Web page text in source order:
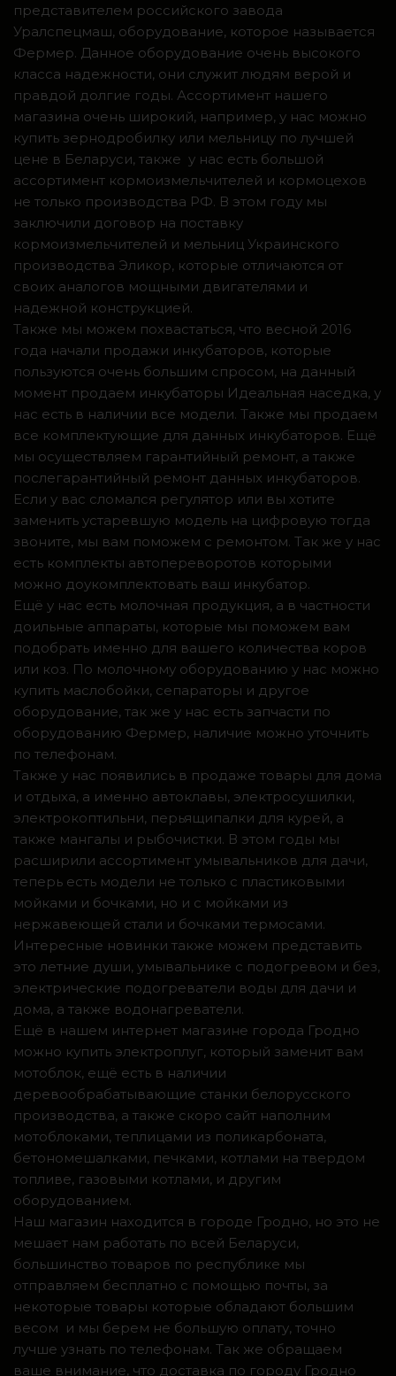
представителем российского завода
Уралспецмаш, оборудование, которое называется
Фермер. Данное оборудование очень высокого
класса надежности, они служит людям верой и
правдой долгие годы. Ассортимент нашего
магазина очень широкий, например, у нас можно
купить зернодробилку или мельницу по лучшей
цене в Беларуси, также у нас есть большой
ассортимент кормоизмельчителей и кормоцехов
не только производства РФ. В этом году мы
заключили договор на поставку
кормоизмельчителей и мельниц Украинского
производства Эликор, которые отличаются от
своих аналогов мощными двигателями и
надежной конструкцией.
Также мы можем похвастаться, что весной 2016
года начали продажи инкубаторов, которые
пользуются очень большим спросом, на данный
момент продаем инкубаторы Идеальная наседка, у
нас есть в наличии все модели. Также мы продаем
все комплектующие для данных инкубаторов. Ещё
мы осуществляем гарантийный ремонт, а также
послегарантийный ремонт данных инкубаторов.
Если у вас сломался регулятор или вы хотите
заменить устаревшую модель на цифровую тогда
звоните, мы вам поможем с ремонтом. Так же у нас
есть комплекты автопереворотов которыми
можно доукомплектовать ваш инкубатор.
Ещё у нас есть молочная продукция, а в частности
доильные аппараты, которые мы поможем вам
подобрать именно для вашего количества коров
или коз. По молочному оборудованию у нас можно
купить маслобойки, сепараторы и другое
оборудование, так же у нас есть запчасти по
оборудованию Фермер, наличие можно уточнить
по телефонам.
Также у нас появились в продаже товары для дома
и отдыха, а именно автоклавы, электросушилки,
электрокоптильни, перьящипалки для курей, а
также мангалы и рыбочистки. В этом годы мы
расширили ассортимент умывальников для дачи,
теперь есть модели не только с пластиковыми
мойками и бочками, но и с мойками из
нержавеющей стали и бочками термосами.
Интересные новинки также можем представить
это летние души, умывальнике с подогревом и без,
электрические подогреватели воды для дачи и
дома, а также водонагреватели.
Ещё в нашем интернет магазине города Гродно
можно купить электроплуг, который заменит вам
мотоблок, ещё есть в наличии
деревообрабатывающие станки белорусского
производства, а также скоро сайт наполним
мотоблоками, теплицами из поликарбоната,
бетономешалками, печками, котлами на твердом
топливе, газовыми котлами, и другим
оборудованием.
Наш магазин находится в городе Гродно, но это не
мешает нам работать по всей Беларуси,
большинство товаров по республике мы
отправляем бесплатно с помощью почты, за
некоторые товары которые обладают большим
весом и мы берем не большую оплату, точно
лучше узнать по телефонам. Так же обращаем
ваше внимание, что доставка по городу Гродно